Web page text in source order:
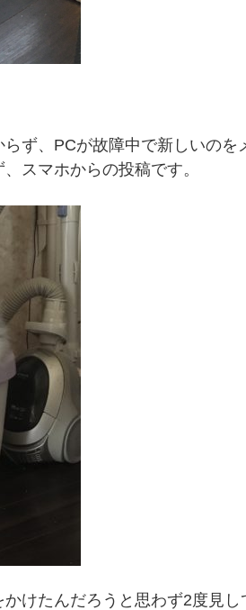
ず、PCが故障中で新しいの
スマホからの投稿です。
けたんだろうと思わず2度見し